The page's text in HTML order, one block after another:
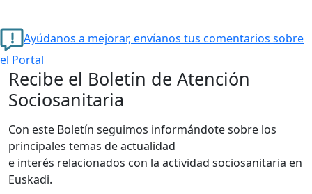
Ayúdanos a mejorar, envíanos tus comentarios sobre
el Portal
Recibe el Boletín de Atención
Sociosanitaria
Con este Boletín seguimos informándote sobre los
principales temas de actualidad
e interés relacionados con la actividad sociosanitaria en
Euskadi.